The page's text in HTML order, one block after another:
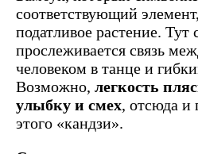
соответствующий
податливое растение. Тут
прослеживается связь
человеком в танце и
Возможно, легкость
улыбку и смех, отсюда и
этого «кандзи».